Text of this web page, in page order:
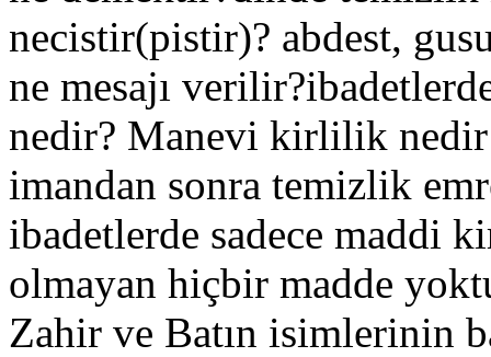
necistir(pistir)? abdest,
ne mesajı
nedir? Manevi kirlilik nedir
imandan sonra temizlik
ibadetlerde sadece maddi
olmayan hiçbir madde
Zahir ve Batın isimlerinin